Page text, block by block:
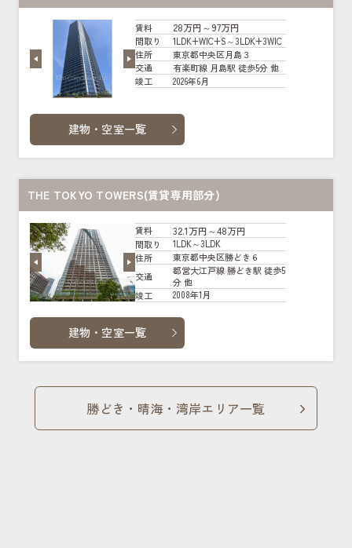
賃料 28万円～97万円
間取り
1LDK+WIC+S～3LDK+3WIC
住所
東京都中央区月島３
交通
有楽町線 月島駅 徒歩5分 他
竣工
2026年6月
建物・空室一覧
THE TOKYO TOWERS(賃貸専用部分)
賃料 32.1万円～48万円
間取り
1LDK～3LDK
住所
東京都中央区勝どき６
交通
都営大江戸線 勝どき駅 徒歩5
分 他
竣工
2008年1月
建物・空室一覧
勝どき・晴海・湾岸エリア一覧